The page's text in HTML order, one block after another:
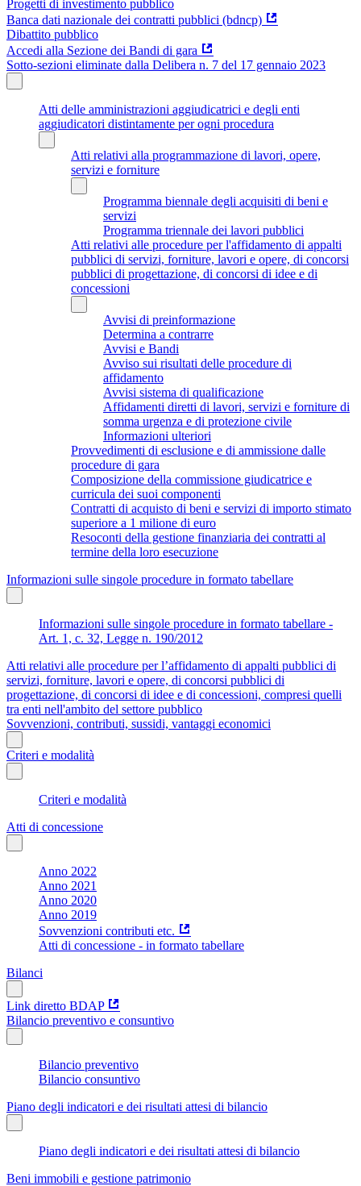
Progetti di investimento pubblico
Banca dati nazionale dei contratti pubblici (bdncp)
Dibattito pubblico
Accedi alla Sezione dei Bandi di gara
Sotto-sezioni eliminate dalla Delibera n. 7 del 17 gennaio 2023
Atti delle amministrazioni aggiudicatrici e degli enti
aggiudicatori distintamente per ogni procedura
Atti relativi alla programmazione di lavori, opere,
servizi e forniture
Programma biennale degli acquisiti di beni e
servizi
Programma triennale dei lavori pubblici
Atti relativi alle procedure per l'affidamento di appalti
pubblici di servizi, forniture, lavori e opere, di concorsi
pubblici di progettazione, di concorsi di idee e di
concessioni
Avvisi di preinformazione
Determina a contrarre
Avvisi e Bandi
Avviso sui risultati delle procedure di
affidamento
Avvisi sistema di qualificazione
Affidamenti diretti di lavori, servizi e forniture di
somma urgenza e di protezione civile
Informazioni ulteriori
Provvedimenti di esclusione e di ammissione dalle
procedure di gara
Composizione della commissione giudicatrice e
curricula dei suoi componenti
Contratti di acquisto di beni e servizi di importo stimato
superiore a 1 milione di euro
Resoconti della gestione finanziaria dei contratti al
termine della loro esecuzione
Informazioni sulle singole procedure in formato tabellare
Informazioni sulle singole procedure in formato tabellare -
Art. 1, c. 32, Legge n. 190/2012
Atti relativi alle procedure per l’affidamento di appalti pubblici di
servizi, forniture, lavori e opere, di concorsi pubblici di
progettazione, di concorsi di idee e di concessioni, compresi quelli
tra enti nell'ambito del settore pubblico
Sovvenzioni, contributi, sussidi, vantaggi economici
Criteri e modalità
Criteri e modalità
Atti di concessione
Anno 2022
Anno 2021
Anno 2020
Anno 2019
Sovvenzioni contributi etc.
Atti di concessione - in formato tabellare
Bilanci
Link diretto BDAP
Bilancio preventivo e consuntivo
Bilancio preventivo
Bilancio consuntivo
Piano degli indicatori e dei risultati attesi di bilancio
Piano degli indicatori e dei risultati attesi di bilancio
Beni immobili e gestione patrimonio